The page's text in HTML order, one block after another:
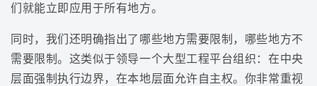
们就能立即应用于所有地方。
同时，我们还明确指出了哪些地方需要限制，哪些地方不
需要限制。这类似于领导一个大型工程平台组织：在中央
层面强制执行边界，在本地层面允许自主权。你非常重视